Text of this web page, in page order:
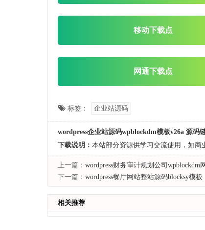
移动下载点
网通下载点
标签： 企业站源码
wordpress企业站源码wpblockdm模板v26a 源码
下载说明： 本站部分资源供学习交流使用，如商
上一篇： wordpress财务审计规划公司wpblockdm
下一篇： wordpress餐厅网站整站源码blocksy模板
相关推荐